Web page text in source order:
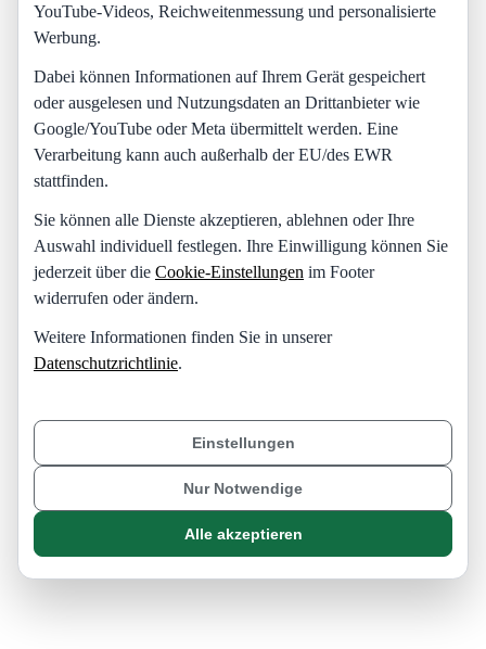
YouTube-Videos, Reichweitenmessung und personalisierte
Werbung.
Dabei können Informationen auf Ihrem Gerät gespeichert
oder ausgelesen und Nutzungsdaten an Drittanbieter wie
Google/YouTube oder Meta übermittelt werden. Eine
Verarbeitung kann auch außerhalb der EU/des EWR
stattfinden.
Sie können alle Dienste akzeptieren, ablehnen oder Ihre
Auswahl individuell festlegen. Ihre Einwilligung können Sie
jederzeit über die Cookie-Einstellungen im Footer
widerrufen oder ändern.
Weitere Informationen finden Sie in unserer
Datenschutzrichtlinie.
Einstellungen
Nur Notwendige
Alle akzeptieren